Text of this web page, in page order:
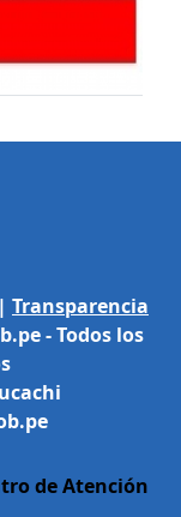
| Transparencia
- Todos los
de Atención